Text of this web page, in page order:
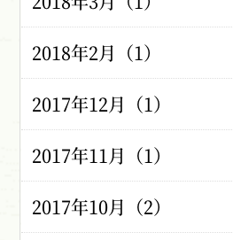
2018年2月（1）
2017年12月（1）
2017年11月（1）
2017年10月（2）